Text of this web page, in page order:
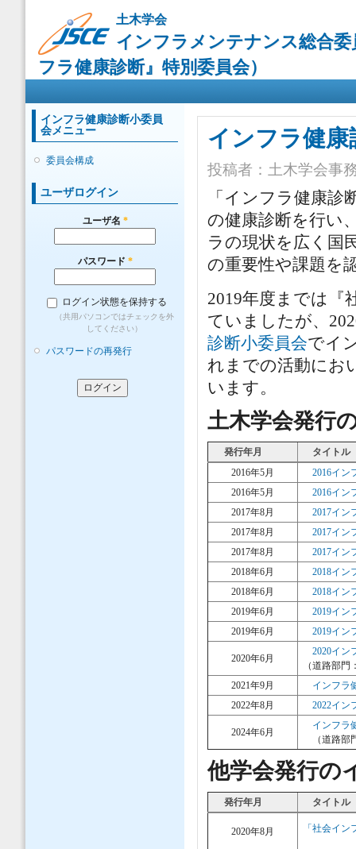
ン
ツ
に
移
土木学会
インフラメンテナンス総合
フラ健康診断』特別委員会）
インフラ健康診断小委員
会メニュー
委員会構成
ユーザログイン
ユーザ名 *
パスワード *
ログイン状態を保持する
（共用パソコンではチェックを外
してください）
パスワードの再発行
インフラ健康
投稿者： 土木学会事
「インフラ健康
の健康診断を行い
ラの現状を広く国
の重要性や課題を
2019年度までは『
ていましたが、
診断小委員会でイ
れまでの活動にお
います。
土木学会発行
発行年月
タイトル
2016年5月
2016イ
2016年5月
2016イ
2017年8月
2017イ
2017年8月
2017イ
2017年8月
2017イ
2018年6月
2018イ
2018年6月
2018イ
2019年6月
2019イ
2019年6月
2019イ
2020年6月
2020イン
（道路部
2021年9月
インフラ
2022年8月
2022イ
2024年6月
インフラ
（道路部
他学会発行の
発行年月 タイトル
2020年8月 「社会イ